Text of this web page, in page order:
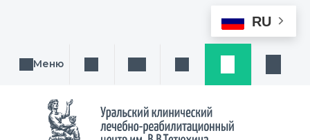
RU
Меню Поиск услуги, направления или врача
Написать намЗаказ звонка